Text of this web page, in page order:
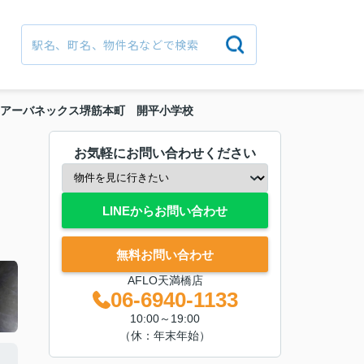
アーバネックス堺筋本町 開平小学校
お気軽にお問い合わせください
LINEからお問い合わせ
無料お問い合わせ
AFLO天満橋店
06-6940-1133
10:00～19:00
（休：年末年始）